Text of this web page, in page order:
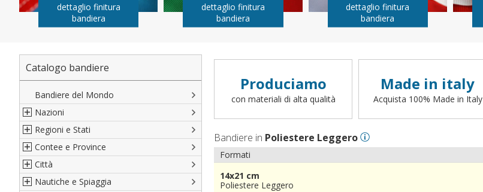
dettaglio finitura
bandiera
dettaglio finitura
bandiera
dettaglio finitura
bandiera
Catalogo bandiere
Bandiere del Mondo
Nazioni
Nord America
Sud America
Europa
Africa
Regioni e Stati
Regioni italiane
Territori Italiani
Stati USA
Contee e Province
Cantoni Svizzeri
Province Italiane
Città
Città Italiane
Nautiche e Spiaggia
Produciamo
con materiali di alta qualità
Made in italy
Acquista 100% Made in Italy
Bandiere in Poliestere Leggero
Formati
14x21 cm
Poliestere Leggero